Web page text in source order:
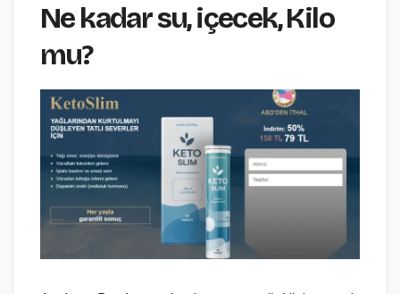
Ne kadar su, içecek, Kilo
mu?